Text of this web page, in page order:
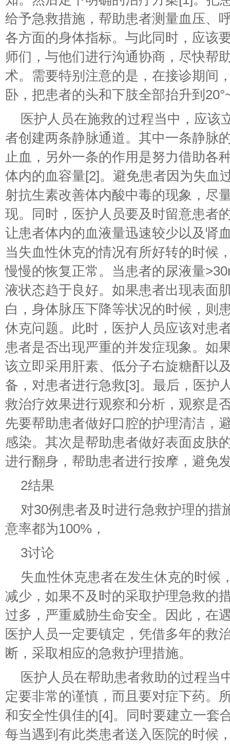
给予急救措施，帮助患者测量血压、
各方面的身体指标。与此同时，应该
师们，与他们进行沟通协商，尽快帮
术。需要特别注意的是，在接诊期间
卧，把患者的头和下肢全部抬升到
医护人员在施救的过程当中，应该
者创建两条静脉通道。其中一条静脉
止血，另外一条的作用是努力借助各
体内的血容量[2]。避免患者因为失血
射抗生素改善体内酸中毒的现象，尽
现。同时，医护人员要及时留意患者
让患者体内的血液量迅速较少以及肾
当失血性休克的情况有所好转的时候
慢慢的恢复正常。当患者的尿液量
液状态趋于良好。如果患者出现表面
白，身体脉压下降等状况的时候，则
休克问题。此时，医护人员应该对患
患者是否出现严重的并发症现象。如
该立即采用肝素、低分子右旋糖酐以
备，对患者进行急救[3]。最后，医护
救治疗效果进行观察和分析，观察是
先要帮助患者做好口腔的护理清洁，
感染。其次是帮助患者做好表面皮肤
进行翻身，帮助患者进行按摩，避免
2结果
对30例患者及时进行急救护理的措
意率都为100%，
3讨论
失血性休克患者在发生休克的时候
减少，如果不及时的采取护理急救的
过多，严重威胁生命安全。因此，在
医护人员一定要镇定，凭借多年的救
断，采取相应的急救护理措施。
医护人员在帮助患者救助的过程当
定要非常的谨慎，而且要对症下药。
和安全性俱佳的[4]。同时要建立一套
每当遇到有此类患者送入医院的时候